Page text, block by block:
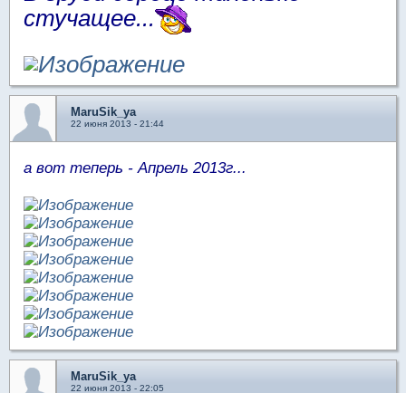
стучащее...
MaruSik_ya
22 июня 2013 - 21:44
а вот теперь - Апрель 2013г...
MaruSik_ya
22 июня 2013 - 22:05